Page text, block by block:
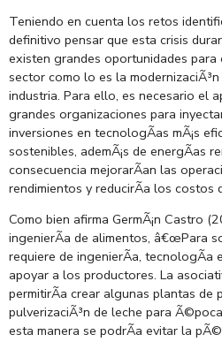
Teniendo en cuenta los retos
definitivo pensar que esta crisis
existen grandes oportunidades
sector como lo es la
industria. Para ello, es necesario el
grandes organizaciones para
inversiones en tecnologÃ­as mÃ¡s
sostenibles, ademÃ¡s de energÃ­as
consecuencia mejorarÃ­an las
rendimientos y reducirÃ­a los costos
Como bien afirma GermÃ¡n Castro
ingenierÃ­a de alimentos, â€œPara
requiere de ingenierÃ­a, tecnologÃ­a
apoyar a los productores. La
permitirÃ­a crear algunas plantas de
pulverizaciÃ³n de leche para
esta manera se podrÃ­a evitar la